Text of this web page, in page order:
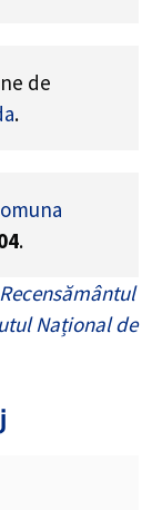
de
.
.
Recensământul
Național de